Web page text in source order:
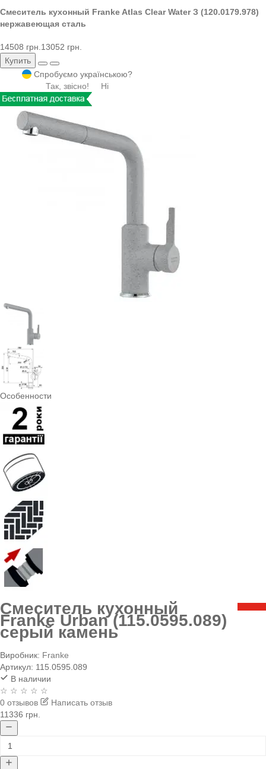
Смеситель кухонный Franke Atlas Clear Water З (120.0179.978)
нержавеющая сталь
14508 грн. 13052 грн.
Купить
Спробуємо українською?
Так, звісно!
Ні
Особенности
Смеситель кухонный
Franke Urban (115.0595.089)
серый камень
Виробник: Franke
Артикул: 115.0595.089
В наличии
☆ ☆ ☆ ☆ ☆
0 отзывов
Написать отзыв
11336 грн.